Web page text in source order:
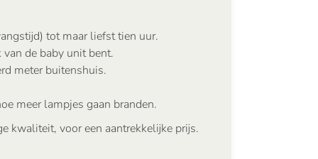
tot maar liefst tien uur.
de baby unit bent.
meter buitenshuis.
meer lampjes gaan branden.
kwaliteit, voor een aantrekkelijke prijs.